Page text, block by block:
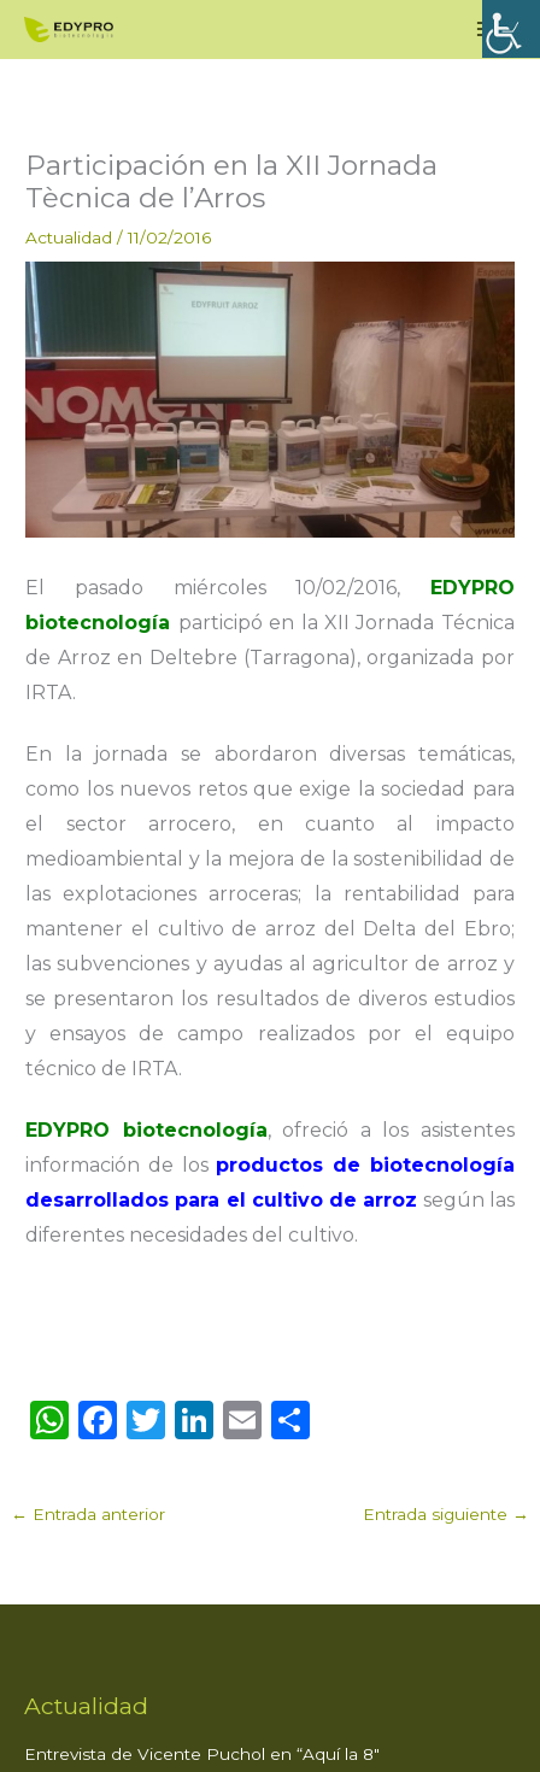
Participación en la XII Jornada
Tècnica de l’Arros
Actualidad /11/02/2016
El pasado miércoles 10/02/2016, EDYPRO
biotecnología participó en la XII Jornada Técnica
de Arroz en Deltebre (Tarragona), organizada por
IRTA.
En la jornada se abordaron diversas temáticas,
como los nuevos retos que exige la sociedad para
el sector arrocero, en cuanto al impacto
medioambiental y la mejora de la sostenibilidad de
las explotaciones arroceras; la rentabilidad para
mantener el cultivo de arroz del Delta del Ebro;
las subvenciones y ayudas al agricultor de arroz y
se presentaron los resultados de diveros estudios
y ensayos de campo realizados por el equipo
técnico de IRTA.
EDYPRO biotecnología, ofreció a los asistentes
información de los productos de biotecnología
desarrollados para el cultivo de arroz según las
diferentes necesidades del cultivo.
W
a
ts
p
F
c
e
o
k
T
Li
n
E
ti
← Entrada anterior Entrada siguiente →
Actualidad
Entrevista de Vicente Puchol en “Aquí la 8″